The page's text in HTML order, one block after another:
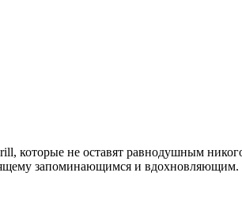
которые не оставят равнодушным
запоминающимся и